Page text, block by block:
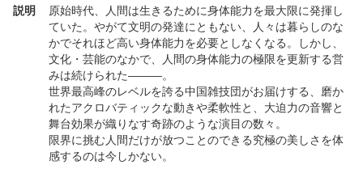
説明
原始時代、人間は生きるために身体能力を最大限に発揮し
ていた。やがて文明の発達にともない、人々は暮らしのな
かでそれほど高い身体能力を必要としなくなる。しかし、
文化・芸能のなかで、人間の身体能力の極限を更新する営
みは続けられた―――。
世界最高峰のレベルを誇る中国雑技団がお届けする、磨か
れたアクロバティックな動きや柔軟性と、大迫力の音響と
舞台効果が織りなす奇跡のような演目の数々。
限界に挑む人間だけが放つことのできる究極の美しさを体
感するのは今しかない。